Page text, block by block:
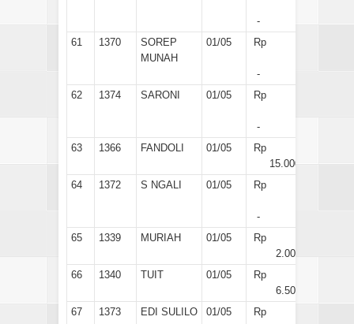
-
61
1370
SOREP
MUNAH
01/05 Rp
-
62
1374 SARONI 01/05 Rp
-
63
1366 FANDOLI 01/05
Rp
15.000
64
1372 S NGALI 01/05 Rp
-
65
1339 MURIAH 01/05
Rp
2.000
66
1340 TUIT 01/05
Rp
6.500
67
1373 EDI SULILO 01/05 Rp